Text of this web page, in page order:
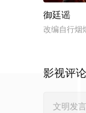
御廷谣
改编自行烟
影视评论